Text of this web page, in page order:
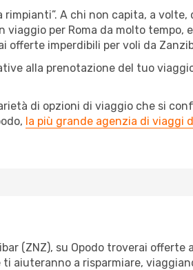
rimpianti”. A chi non capita, a
per Roma da molto tempo,
imperdibili per voli da
alla prenotazione del tuo
di opzioni di viaggio che si
la più grande agenzia di viaggi
(ZNZ), su Opodo troverai
aiuteranno a risparmiare,